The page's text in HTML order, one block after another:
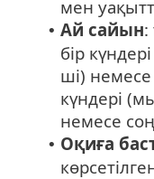
мен
• Ай сайын:
бір
ші)
күндері
немесе
• Оқиға